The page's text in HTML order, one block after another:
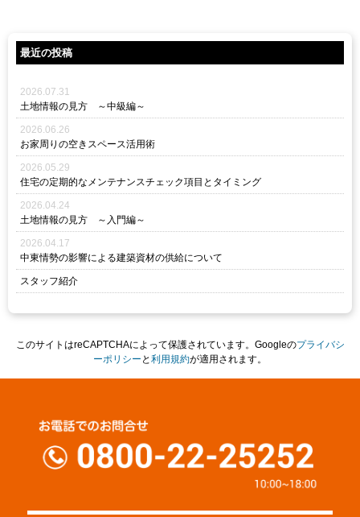
最近の投稿
2026.07.31
土地情報の見方 ～中級編～
2026.06.26
お家周りの空きスペース活用術
2026.05.29
住宅の定期的なメンテナンスチェック項目とタイミング
2026.04.24
土地情報の見方 ～入門編～
2026.04.17
中東情勢の影響による建築資材の供給について
スタッフ紹介
このサイトはreCAPTCHAによって保護されています。Googleのプライバシ
ーポリシー と利用規約が適用されます。